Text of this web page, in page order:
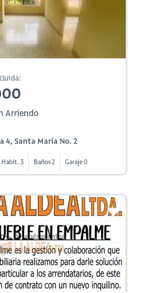
Arriendo
4, Santa María No. 2
Habit. 3 Baños 2 Garaje 0